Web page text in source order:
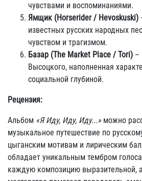
чувствами и воспоминаниями.
Ямщик (Horserider / Hevoskuski)
известных русских народных
чувством и трагизмом.
Базар (The Market Place / Tori) –
Высоцкого, наполненная
социальной глубиной.
Рецензия:
Альбом «Я Иду, Иду, Иду...»можно
музыкальное путешествие по
цыганским мотивам и лирическим
обладает уникальным тембром
каждую композицию выразительной,